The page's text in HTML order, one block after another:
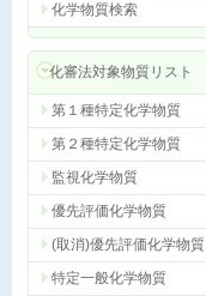
化学物質検索
化審法対象物質リスト
第１種特定化学物質
第２種特定化学物質
監視化学物質
優先評価化学物質
(取消)優先評価化学物質
特定一般化学物質